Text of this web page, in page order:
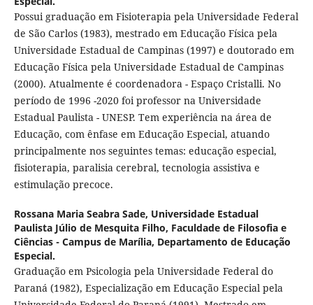
Possui graduação em Fisioterapia pela Universidade Federal
de São Carlos (1983), mestrado em Educação Física pela
Universidade Estadual de Campinas (1997) e doutorado em
Educação Física pela Universidade Estadual de Campinas
(2000). Atualmente é coordenadora - Espaço Cristalli. No
período de 1996 -2020 foi professor na Universidade
Estadual Paulista - UNESP. Tem experiência na área de
Educação, com ênfase em Educação Especial, atuando
principalmente nos seguintes temas: educação especial,
fisioterapia, paralisia cerebral, tecnologia assistiva e
estimulação precoce.
Rossana Maria Seabra Sade, Universidade Estadual
Paulista Júlio de Mesquita Filho, Faculdade de Filosofia e
Ciências - Campus de Marília, Departamento de Educação
Especial.
Graduação em Psicologia pela Universidade Federal do
Paraná (1982), Especialização em Educação Especial pela